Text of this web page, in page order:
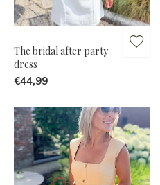
The bridal after party
dress
€44,99